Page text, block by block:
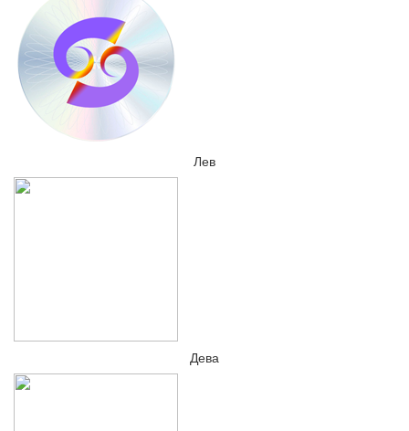
Лев
Дева